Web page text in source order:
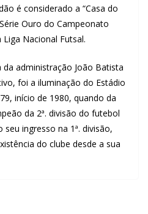
é considerado a “Casa do
Ouro do Campeonato
Nacional Futsal.
administração João Batista
foi a iluminação do Estádio
início de 1980, quando da
da 2ª. divisão do futebol
ingresso na 1ª. divisão,
do clube desde a sua